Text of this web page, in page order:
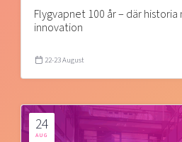
Flygvapnet 100 år – där
innovation
22-23 August
24
AUG